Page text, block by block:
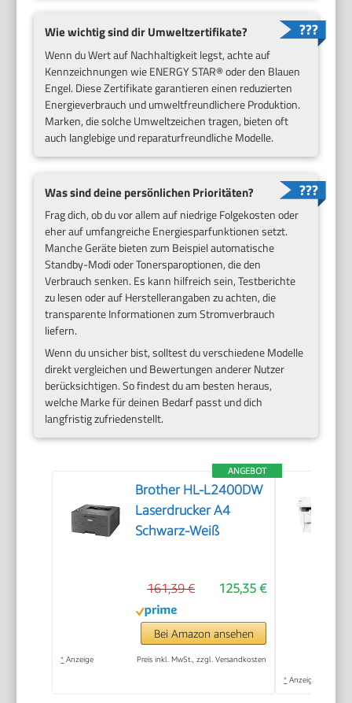
Wie wichtig sind dir Umweltzertifikate?
Wenn du Wert auf Nachhaltigkeit legst, achte auf
Kennzeichnungen wie ENERGY STAR® oder den Blauen
Engel. Diese Zertifikate garantieren einen reduzierten
Energieverbrauch und umweltfreundlichere Produktion.
Marken, die solche Umweltzeichen tragen, bieten oft
auch langlebige und reparaturfreundliche Modelle.
Was sind deine persönlichen Prioritäten?
Frag dich, ob du vor allem auf niedrige Folgekosten oder
eher auf umfangreiche Energiesparfunktionen setzt.
Manche Geräte bieten zum Beispiel automatische
Standby-Modi oder Tonersparoptionen, die den
Verbrauch senken. Es kann hilfreich sein, Testberichte
zu lesen oder auf Herstellerangaben zu achten, die
transparente Informationen zum Stromverbrauch
liefern.
Wenn du unsicher bist, solltest du verschiedene Modelle
direkt vergleichen und Bewertungen anderer Nutzer
berücksichtigen. So findest du am besten heraus,
welche Marke für deinen Bedarf passt und dich
langfristig zufriedenstellt.
ANGEBOT
Brother HL-L2400DW
Laserdrucker A4
Schwarz-Weiß
125,35 €
161,39 €
Bei Amazon ansehen
* Anzeige Preis inkl. MwSt., zzgl. Versandkosten
* Anzeige